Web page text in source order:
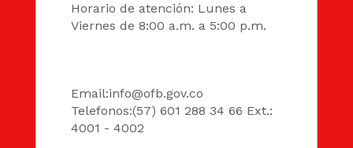
Horario de atención: Lunes a
Viernes de 8:00 a.m. a 5:00 p.m.
Email:info@ofb.gov.co
Telefonos:(57) 601 288 34 66 Ext.:
4001 - 4002